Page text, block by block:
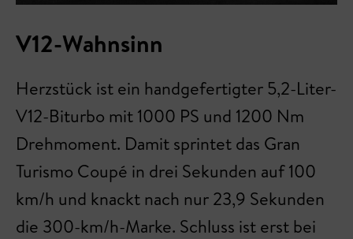
V12-Wahnsinn
Herzstück ist ein handgefertigter 5,2-Liter-
V12-Biturbo mit 1000 PS und 1200 Nm
Drehmoment. Damit sprintet das Gran
Turismo Coupé in drei Sekunden auf 100
km/h und knackt nach nur 23,9 Sekunden
die 300-km/h-Marke. Schluss ist erst bei